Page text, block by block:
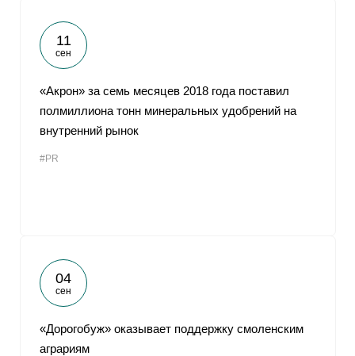
11
сен
«Акрон» за семь месяцев 2018 года поставил
полмиллиона тонн минеральных удобрений на
внутренний рынок
#PR
04
сен
«Дорогобуж» оказывает поддержку смоленским
аграриям